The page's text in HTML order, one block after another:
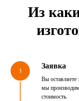
Из
1 Заявка
Вы оставляете
мы
стоимость.